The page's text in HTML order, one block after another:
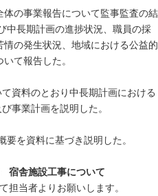
の事業報告について監事監査の結
中長期計画の進捗状況、職員の採
の発生状況、地域における公益的
て報告した。
資料のとおり中長期計画における
事業計画を説明した。
を資料に基づき説明した。
舎施設工事について
担当者よりお願いします。